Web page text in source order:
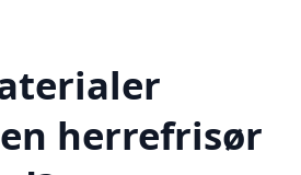
herrefrisør